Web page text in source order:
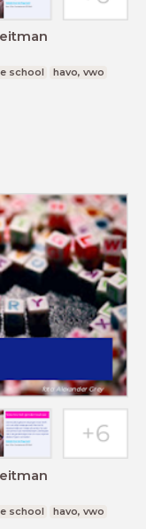
school
havo, vwo
school
havo, vwo